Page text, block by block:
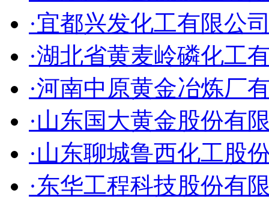
·宜都兴发化工有限公
·湖北省黄麦岭磷化工
·河南中原黄金冶炼厂
·山东国大黄金股份有
·山东聊城鲁西化工股
·东华工程科技股份有